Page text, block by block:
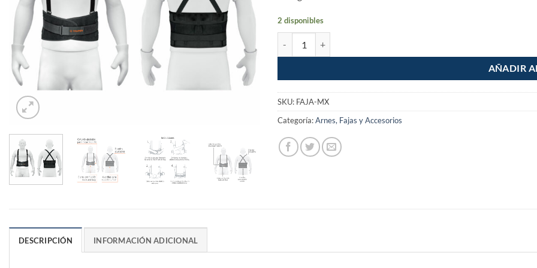
2 disponibles
AÑADIR
SKU: FAJA-MX
Categoría:Arnes, Fajas y Accesorios
DESCRIPCIÓN INFORMACIÓN ADICIONAL